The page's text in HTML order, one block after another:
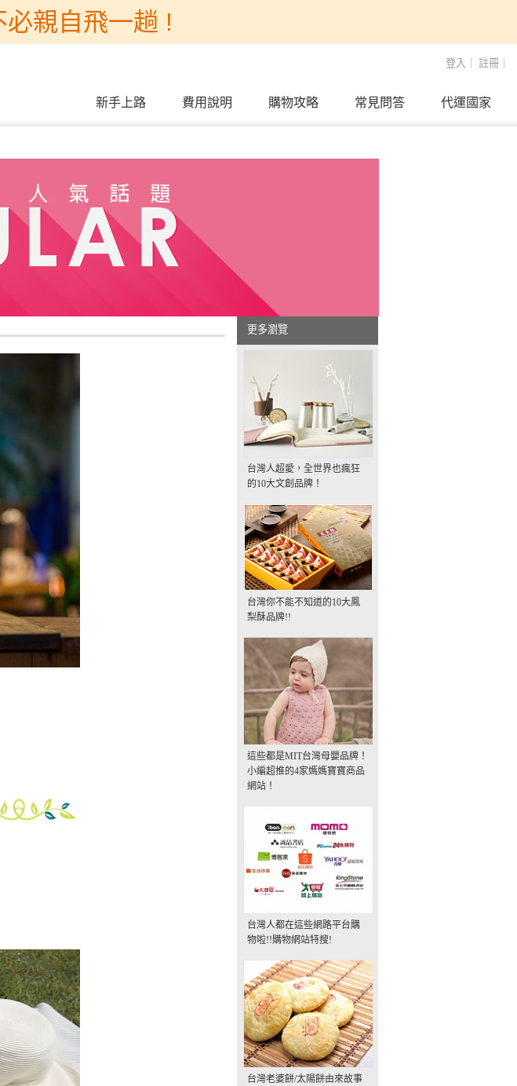
親自飛一趟 !
登入 註冊
代運國家
常見問答
購物攻略
費用說明
新手上路
更多瀏覽
台灣人超愛，全世界也瘋狂
的10大文創品牌！
台灣你不能不知道的10大鳳
梨酥品牌!!
這些都是MIT台灣母嬰品牌！
小編超推的4家媽媽寶寶商品
網站！
台灣人都在這些網路平台購
物啦!!購物網站特搜!
台灣老婆餅/太陽餅由來故事